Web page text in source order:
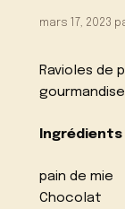
mars 17, 2023
Ravioles de
Ingrédients
pain de mie
Chocolat